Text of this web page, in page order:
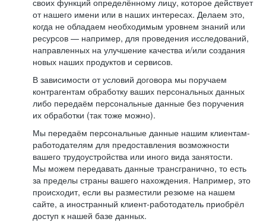
своих функций определённому лицу, которое действует
от нашего имени или в наших интересах. Делаем это,
когда не обладаем необходимым уровнем знаний или
ресурсов — например, для проведения исследований,
направленных на улучшение качества и/или создания
новых наших продуктов и сервисов.
В зависимости от условий договора мы поручаем
контрагентам обработку ваших персональных данных
либо передаём персональные данные без поручения
их обработки (так тоже можно).
Мы передаём персональные данные нашим клиентам-
работодателям для предоставления возможности
вашего трудоустройства или иного вида занятости.
Мы можем передавать данные трансгранично, то есть
за пределы страны вашего нахождения. Например, это
происходит, если вы разместили резюме на нашем
сайте, а иностранный клиент-работодатель приобрёл
доступ к нашей базе данных.